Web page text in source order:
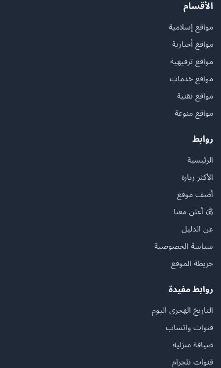
الأقسام
مواقع إسلامية
مواقع أخبارية
مواقع ترفيهية
مواقع خدمات
مواقع تقنية
مواقع منوعة
روابط
الرئيسية
الأكثر زيارة
أضف موقع
💰 أعلن معنا
عن الدليل
سياسة الخصوصية
خريطة الموقع
روابط مفيدة
التاريخ الهجري اليوم
قنوات واتساب
ضيافة منزلية
قنوات تلجرام